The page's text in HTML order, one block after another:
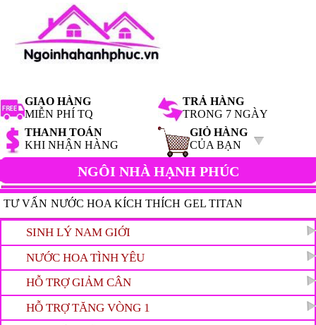
GIAO HÀNG
MIỄN PHÍ TQ
TRẢ HÀNG
TRONG 7 NGÀY
THANH TOÁN
KHI NHẬN HÀNG
GIỎ HÀNG
CỦA BẠN
NGÔI NHÀ HẠNH PHÚC
TƯ VẤN NƯỚC HOA KÍCH THÍCH GEL TITAN
HAMMER OF THOR TIN HOT
SINH LÝ NAM GIỚI
NƯỚC HOA TÌNH YÊU
HỖ TRỢ GIẢM CÂN
HỖ TRỢ TĂNG VÒNG 1